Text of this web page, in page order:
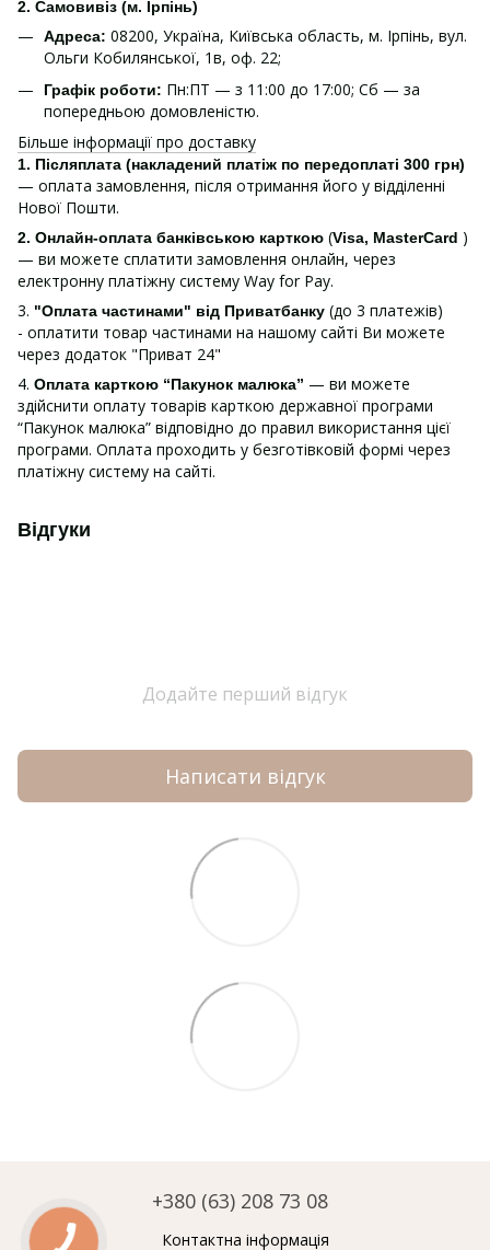
2. Самовивіз (м. Ірпінь)
Адреса: 08200, Україна, Київська область, м. Ірпінь, вул.
Ольги Кобилянської, 1в, оф. 22;
Графік роботи: Пн:ПТ — з 11:00 до 17:00; Сб — за
попередньою домовленістю.
Більше інформації про доставку
1. Післяплата (накладений платіж по передоплаті 300 грн)
— оплата замовлення, після отримання його у відділенні
Нової Пошти.
2. Онлайн-оплата банківською карткою (Visa, MasterCard )
— ви можете сплатити замовлення онлайн, через
електронну платіжну систему Way for Pay.
3. "Оплата частинами" від Приватбанку (до 3 платежів)
- оплатити товар частинами на нашому сайті Ви можете
через додаток "Приват 24"
4. Оплата карткою “Пакунок малюка” — ви можете
здійснити оплату товарів карткою державної програми
“Пакунок малюка” відповідно до правил використання цієї
програми. Оплата проходить у безготівковій формі через
платіжну систему на сайті.
Відгуки
Додайте перший відгук
Написати відгук
+380 (63) 208 73 08
Контактна інформація